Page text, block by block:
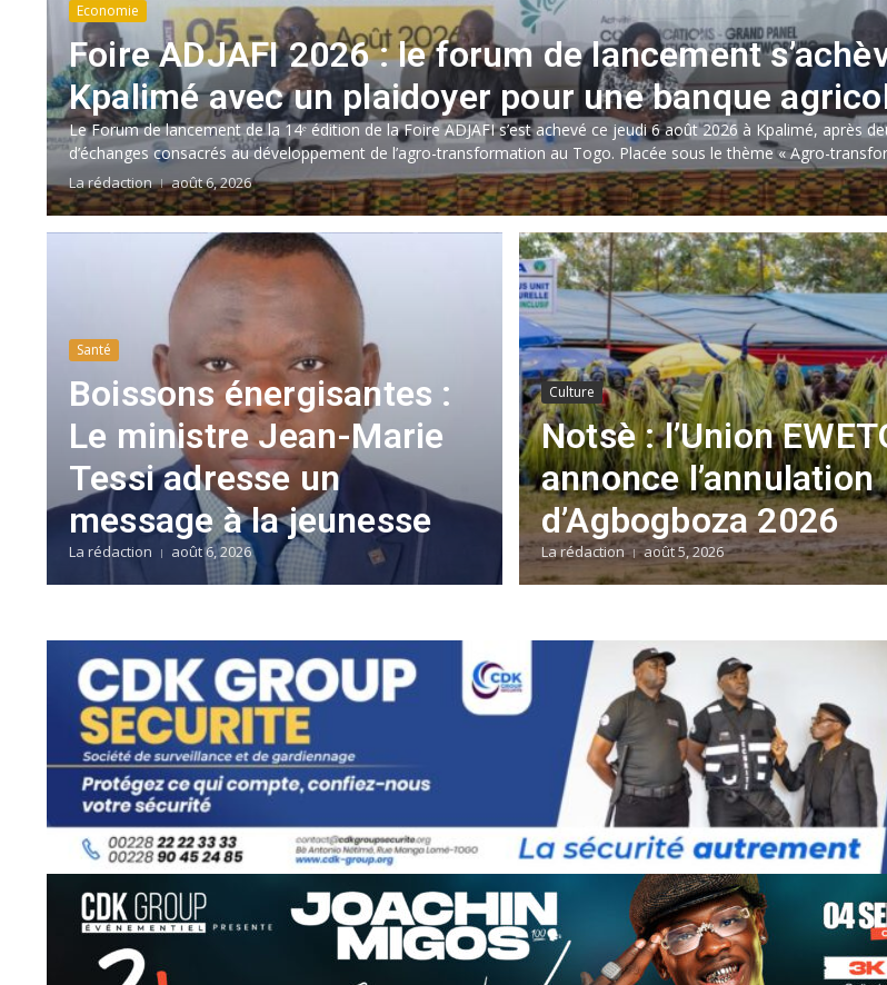
Economie
Foire ADJAFI 2026 : le forum de lancement
Kpalimé avec un plaidoyer pour une banque
Le Forum de lancement de la 14ᵉ édition de la Foire ADJAFI s’est achevé ce jeudi 6 août 2026 à Kpalimé, après
d’échanges consacrés au développement de l’agro-transformation au Togo. Placée sous le thème « Agro-
La rédaction août 6, 2026
Santé
Boissons énergisantes :
Le ministre Jean-Marie
Tessi adresse un
message à la jeunesse
La rédaction août 6, 2026
Culture
Notsè : l’Union
annonce l’annulation
d’Agbogboza 2026
La rédaction août 5, 2026